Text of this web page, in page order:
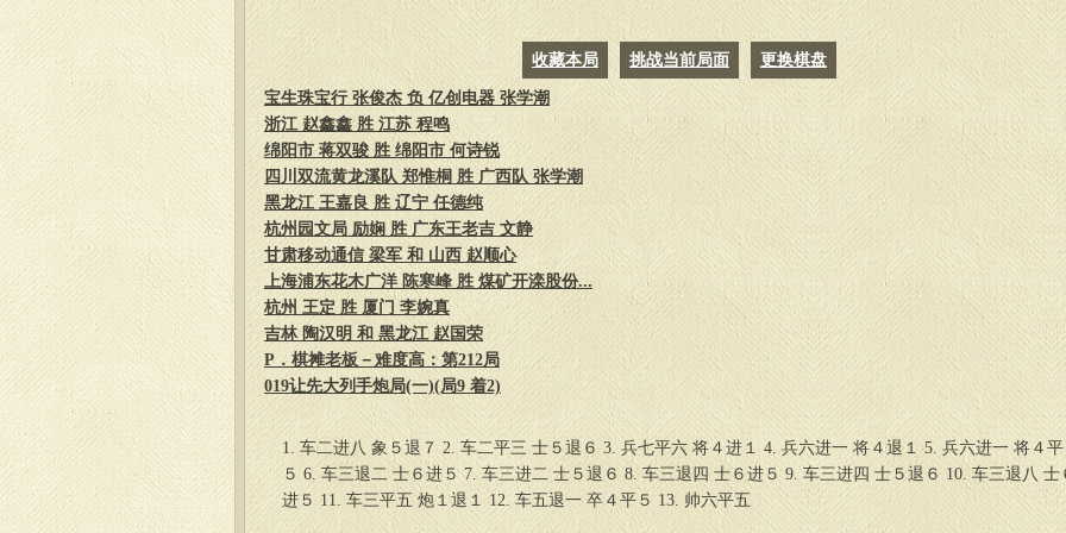
收藏本局 挑战当前局面 更换棋盘
宝生珠宝行 张俊杰 负 亿创电器 张学潮
浙江 赵鑫鑫 胜 江苏 程鸣
绵阳市 蒋双骏 胜 绵阳市 何诗锐
四川双流黄龙溪队 郑惟桐 胜 广西队 张学潮
黑龙江 王嘉良 胜 辽宁 任德纯
杭州园文局 励娴 胜 广东王老吉 文静
甘肃移动通信 梁军 和 山西 赵顺心
上海浦东花木广洋 陈寒峰 胜 煤矿开滦股份...
杭州 王定 胜 厦门 李婉真
吉林 陶汉明 和 黑龙江 赵国荣
P．棋摊老板－难度高：第212局
019让先大列手炮局(一)(局9 着2)
1. 车二进八 象５退７ 2. 车二平三 士５退６ 3. 兵七平六 将４进１ 4. 兵六进一 将４退１ 5. 兵六进一 将４平
５ 6. 车三退二 士６进５ 7. 车三进二 士５退６ 8. 车三退四 士６进５ 9. 车三进四 士５退６ 10. 车三退八 士
进５ 11. 车三平五 炮１退１ 12. 车五退一 卒４平５ 13. 帅六平五